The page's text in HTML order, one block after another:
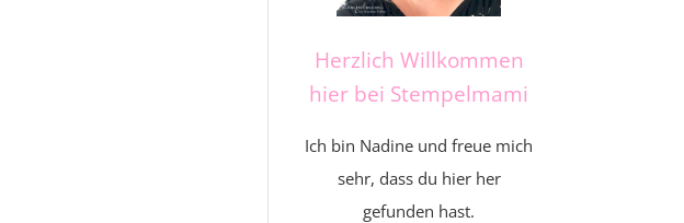
Herzlich Willkommen
hier bei Stempelmami
Ich bin Nadine und freue mich
sehr, dass du hier her
gefunden hast.